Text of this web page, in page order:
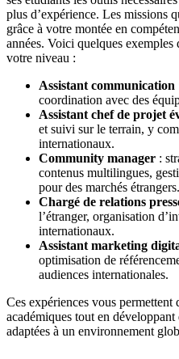
plus d’expérience. Les missions
grâce à votre montée en
années. Voici quelques exemples
votre niveau :
Assistant communication
coordination avec des
Assistant chef de projet
et suivi sur le terrain, y
internationaux.
Community manager :
contenus multilingues,
pour des marchés étrangers.
Chargé de relations
l’étranger, organisation
internationaux.
Assistant marketing
optimisation de
audiences internationales.
Ces expériences vous
académiques tout en
adaptées à un environnement